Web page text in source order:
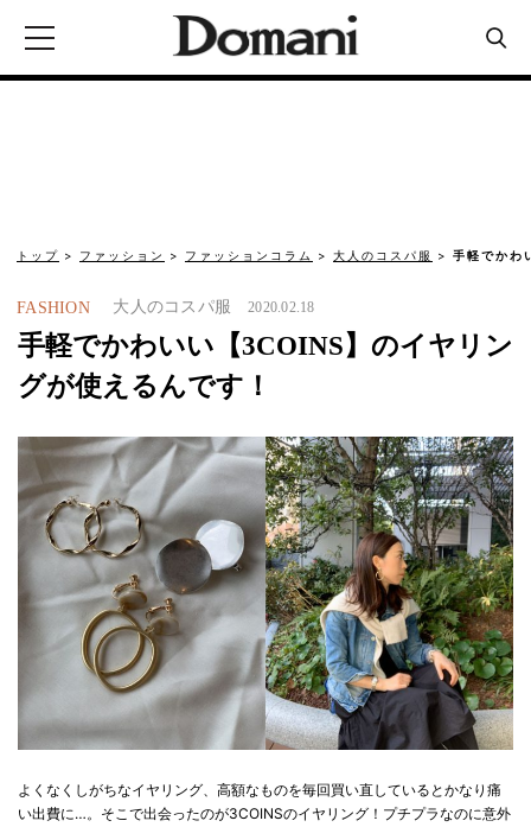
トップ ファッション ファッションコラム 大人のコスパ服 手軽でかわ
FASHION 大人のコスパ服 2020.02.18
手軽でかわいい【3COINS】のイヤリン
グが使えるんです！
よくなくしがちなイヤリング、高額なものを毎回買い直しているとかなり痛
い出費に…。そこで出会ったのが3COINSのイヤリング！プチプラなのに意外